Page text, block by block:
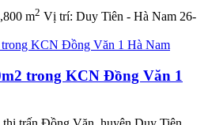
m2 Vị trí: Duy Tiên - Hà Nam 26-
trong KCN Đồng Văn 1